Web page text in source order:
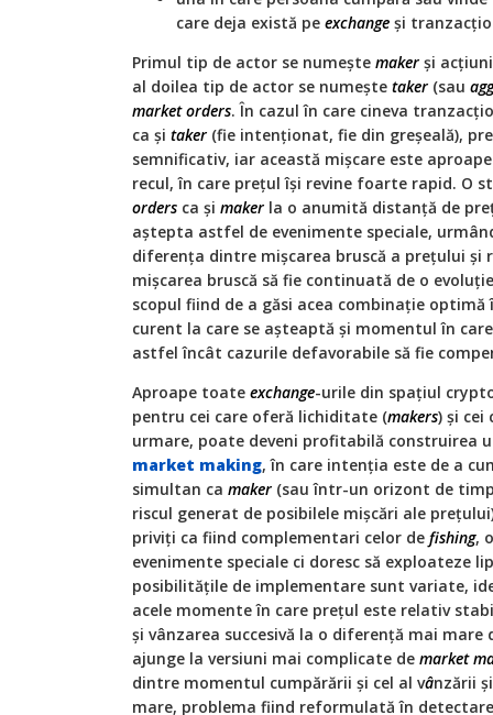
care deja există pe exchange şi
Primul tip de actor se numeşte maker şi
al doilea tip de actor se numeşte taker (sau
market orders. În cazul în care cineva
ca şi taker (fie intenţionat, fie din greşeală),
semnificativ, iar această mişcare este
recul, în care preţul îşi revine foarte rapid. O
orders ca şi maker la o anumită distanţă de
aştepta astfel de evenimente speciale,
diferenţa dintre mişcarea bruscă a preţului şi
mişcarea bruscă să fie continuată de o
scopul fiind de a găsi acea combinaţie
curent la care se aşteaptă şi momentul în
astfel încât cazurile defavorabile să fie
Aproape toate exchange-urile din spaţiul
pentru cei care oferă lichiditate (makers) şi cei
urmare, poate deveni profitabilă construirea
market making, în care intenţia este de a
simultan ca maker (sau într-un orizont de
riscul generat de posibilele mişcări ale
priviţi ca fiind complementari celor de fishing,
evenimente speciale ci doresc să exploateze
posibilităţile de implementare sunt variate,
acele momente în care preţul este relativ
şi vânzarea succesivă la o diferenţă mai mare
ajunge la versiuni mai complicate de market
dintre momentul cumpărării şi cel al vânzării
mare, problema fiind reformulată în